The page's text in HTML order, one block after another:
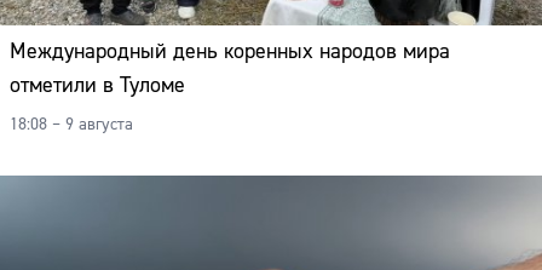
Международный день коренных народов мира
отметили в Туломе
18:08 – 9 августа